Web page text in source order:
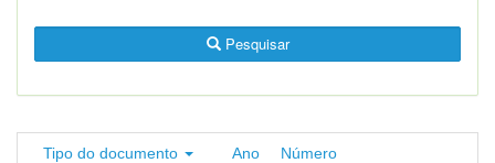
Pesquisar
Tipo do documento Ano Número